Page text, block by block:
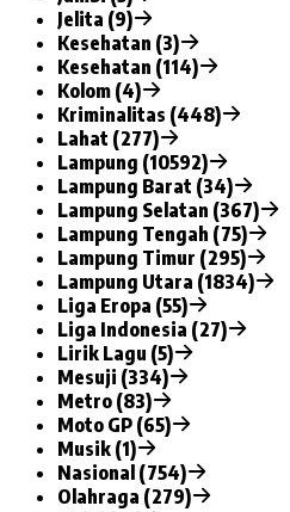
Jelita (9)
Kesehatan (3)
Kesehatan (114)
Kolom (4)
Kriminalitas (448)
Lahat (277)
Lampung (10592)
Lampung Barat (34)
Lampung Selatan (367)
Lampung Tengah (75)
Lampung Timur (295)
Lampung Utara (1834)
Liga Eropa (55)
Liga Indonesia (27)
Lirik Lagu (5)
Mesuji (334)
Metro (83)
Moto GP (65)
Musik (1)
Nasional (754)
Olahraga (279)